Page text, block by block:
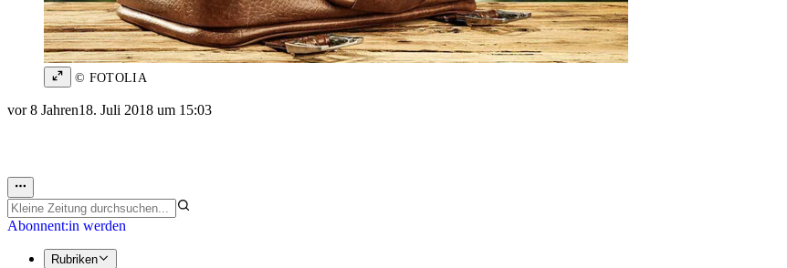
© FOTOLIA
vor 8 Jahren18. Juli 2018 um 15:03
Abonnent:in werden
Rubriken